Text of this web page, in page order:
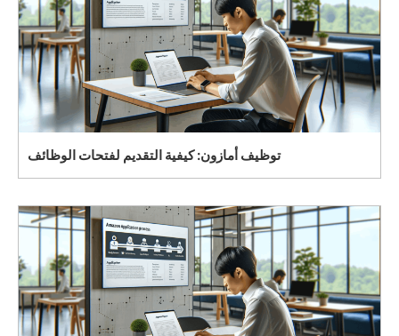
توظيف أمازون: كيفية التقديم لفتحات الوظائف